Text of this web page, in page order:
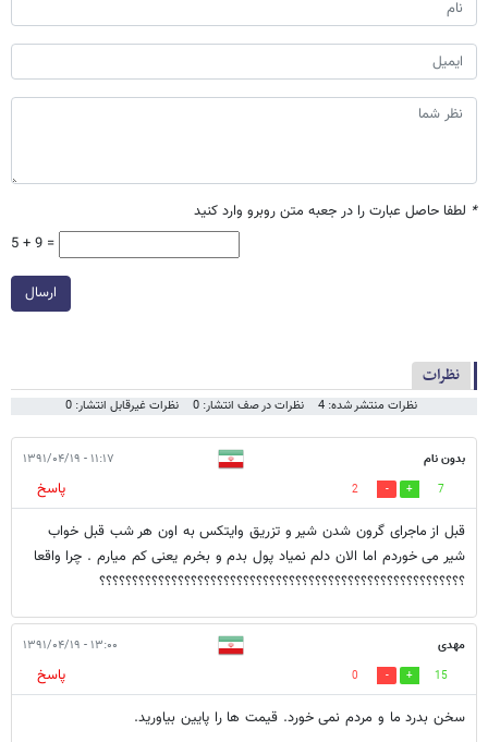
* لطفا حاصل عبارت را در جعبه متن روبرو وارد کنید
5 + 9 =
ارسال
نظرات
نظرات منتشر شده: 4 نظرات در صف انتشار: 0 نظرات غیرقابل انتشار: 0
بدون نام ۱۱:۱۷ - ۱۳۹۱/۰۴/۱۹
7
2
پاسخ
قبل از ماجرای گرون شدن شیر و تزریق وایتکس به اون هر شب قبل خواب
شیر می خوردم اما الان دلم نمیاد پول بدم و بخرم یعنی کم میارم . چرا واقعا
؟؟؟؟؟؟؟؟؟؟؟؟؟؟؟؟؟؟؟؟؟؟؟؟؟؟؟؟؟؟؟؟؟؟؟؟؟؟؟؟؟؟؟؟؟؟؟؟؟؟؟؟؟؟؟؟
مهدی ۱۳:۰۰ - ۱۳۹۱/۰۴/۱۹
15
0
پاسخ
سخن بدرد ما و مردم نمی خورد. قیمت ها را پایین بیاورید.